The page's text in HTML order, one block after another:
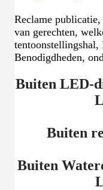
Reclame
van gerechten,
Benodigdheden,
Buiten LED-
Buiten
Buiten